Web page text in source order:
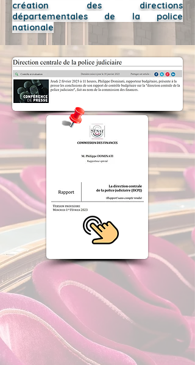
création des directions
départementales de la police
nationale